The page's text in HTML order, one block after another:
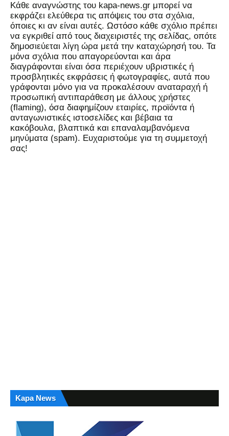
Kάθε αναγνώστης του kapa-news.gr μπορεί να
εκφράζει ελεύθερα τις απόψεις του στα σχόλια,
όποιες κι αν είναι αυτές. Ωστόσο κάθε σχόλιο πρέπει
να εγκριθεί από τους διαχειριστές της σελίδας, οπότε
δημοσιεύεται λίγη ώρα μετά την καταχώρησή του. Τα
μόνα σχόλια που απαγορεύονται και άρα
διαγράφονται είναι όσα περιέχουν υβριστικές ή
προσβλητικές εκφράσεις ή φωτογραφίες, αυτά που
γράφονται μόνο για να προκαλέσουν αναταραχή ή
προσωπική αντιπαράθεση με άλλους χρήστες
(flaming), όσα διαφημίζουν εταιρίες, προϊόντα ή
ανταγωνιστικές ιστοσελίδες και βέβαια τα
κακόβουλα, βλαπτικά και επαναλαμβανόμενα
μηνύματα (spam). Ευχαριστούμε για τη συμμετοχή
σας!
Kapa News